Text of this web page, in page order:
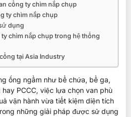
cổng ty chìm nắp chụp
ty chìm nắp chụp
dụng
chìm nắp chụp trong hệ thống
tại Asia Industry
ống ngầm như bể chứa, bể ga,
PCCC, việc lựa chọn van phù
vận hành vừa tiết kiệm diện tích
những giải pháp được sử dụng